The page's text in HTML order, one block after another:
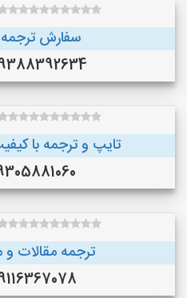
سفارش ترجمه
09388392634
تایپ و ترجمه با
09305881060
ترجمه مقالات
09116367078